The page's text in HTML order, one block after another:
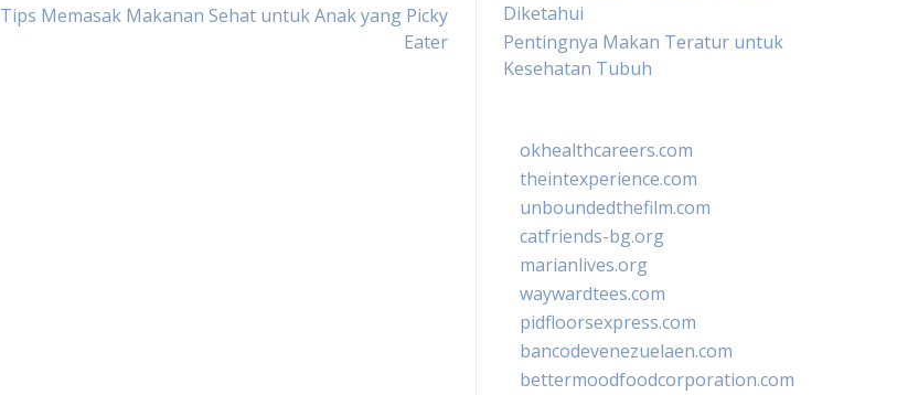
Tips Memasak Makanan Sehat untuk Anak yang Picky
Eater
Diketahui
Pentingnya Makan Teratur untuk
Kesehatan Tubuh
okhealthcareers.com
theintexperience.com
unboundedthefilm.com
catfriends-bg.org
marianlives.org
waywardtees.com
pidfloorsexpress.com
bancodevenezuelaen.com
bettermoodfoodcorporation.com